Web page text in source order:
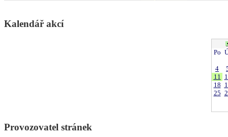
Kalendář akcí
Po
4
11
18
25
Provozovatel stránek